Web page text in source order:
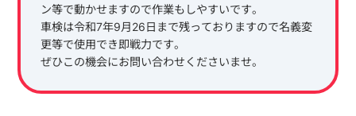
ン等で動かせますので作業もしやすいです。
車検は令和7年9月26日まで残っておりますので名義変
更等で使用でき即戦力です。
ぜひこの機会にお問い合わせくださいませ。